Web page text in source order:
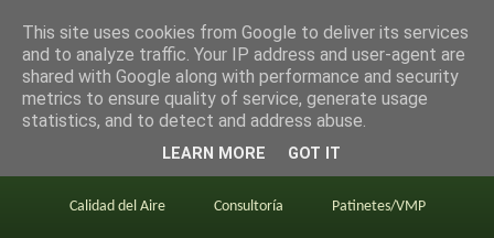
en bici por madrid
Este blog BiciMAD Primeros consejos
Calidad del Aire Consultoría Patinetes/VMP
This site uses cookies from Google to deliver its services
and to analyze traffic. Your IP address and user-agent are
shared with Google along with performance and security
metrics to ensure quality of service, generate usage
statistics, and to detect and address abuse.
LEARN MORE GOT IT